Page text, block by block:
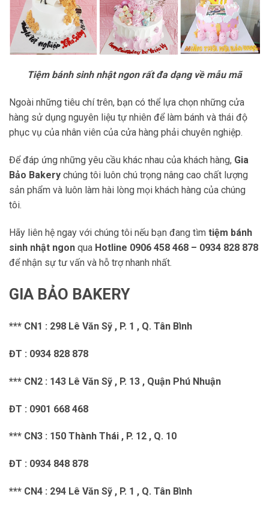
Tiệm bánh sinh nhật ngon rất đa dạng về mẫu mã
Ngoài những tiêu chí trên, bạn có thể lựa chọn những cửa
hàng sử dụng nguyên liệu tự nhiên để làm bánh và thái độ
phục vụ của nhân viên của cửa hàng phải chuyên nghiệp.
Để đáp ứng những yêu cầu khác nhau của khách hàng, Gia
Bảo Bakery chúng tôi luôn chú trọng nâng cao chất lượng
sản phẩm và luôn làm hài lòng mọi khách hàng của chúng
tôi.
Hãy liên hệ ngay với chúng tôi nếu bạn đang tìm tiệm bánh
sinh nhật ngon qua Hotline 0906 458 468 – 0934 828 878
để nhận sự tư vấn và hỗ trợ nhanh nhất.
GIA BẢO BAKERY
*** CN1 : 298 Lê Văn Sỹ , P. 1 , Q. Tân Bình
ĐT : 0934 828 878
*** CN2 : 143 Lê Văn Sỹ , P. 13 , Quận Phú Nhuận
ĐT : 0901 668 468
*** CN3 : 150 Thành Thái , P. 12 , Q. 10
ĐT : 0934 848 878
*** CN4 : 294 Lê Văn Sỹ , P. 1 , Q. Tân Bình